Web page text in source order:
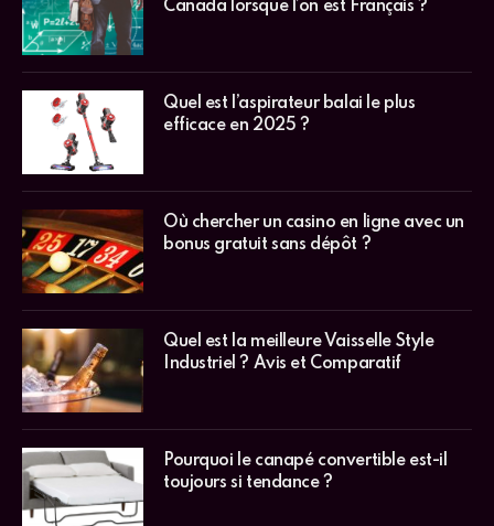
Canada lorsque l’on est Français ?
Quel est l’aspirateur balai le plus
efficace en 2025 ?
Où chercher un casino en ligne avec un
bonus gratuit sans dépôt ?
Quel est la meilleure Vaisselle Style
Industriel ? Avis et Comparatif
Pourquoi le canapé convertible est-il
toujours si tendance ?